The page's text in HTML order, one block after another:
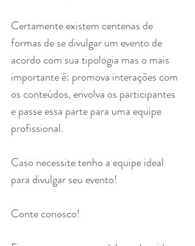
Certamente existem centenas de
formas de se divulgar um evento de
acordo com sua tipologia mas o mais
importante é: promova interações com
os conteúdos, envolva os participantes
e passe essa parte para uma equipe
profissional.
Caso necessite tenho a equipe ideal
para divulgar seu evento!
Conte conosco!